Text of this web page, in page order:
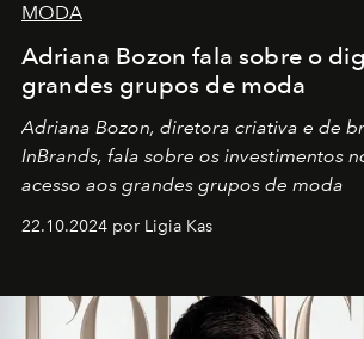
MODA
Adriana Bozon fala sobre o
grandes grupos de moda
Adriana Bozon, diretora criativa e de
InBrands, fala sobre os investimentos
acesso aos grandes grupos de moda
22.10.2024 por Ligia Kas